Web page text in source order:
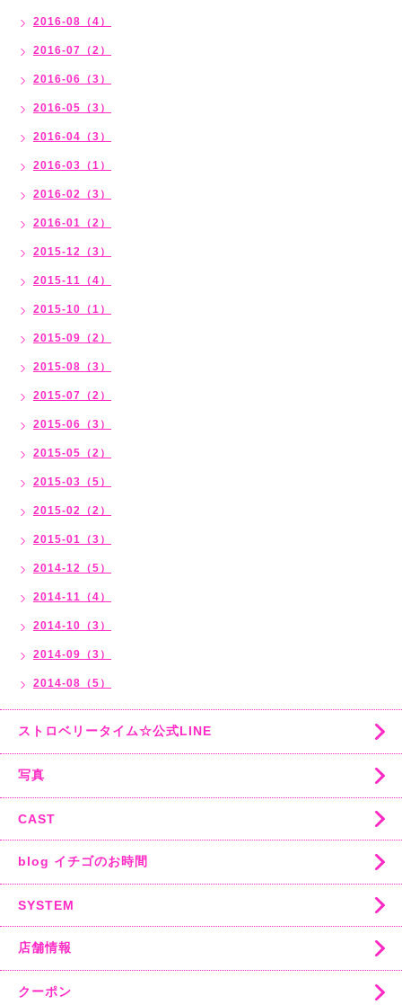
2016-08（4）
2016-07（2）
2016-06（3）
2016-05（3）
2016-04（3）
2016-03（1）
2016-02（3）
2016-01（2）
2015-12（3）
2015-11（4）
2015-10（1）
2015-09（2）
2015-08（3）
2015-07（2）
2015-06（3）
2015-05（2）
2015-03（5）
2015-02（2）
2015-01（3）
2014-12（5）
2014-11（4）
2014-10（3）
2014-09（3）
2014-08（5）
ストロベリータイム☆公式LINE
写真
CAST
blog イチゴのお時間
SYSTEM
店舗情報
クーポン